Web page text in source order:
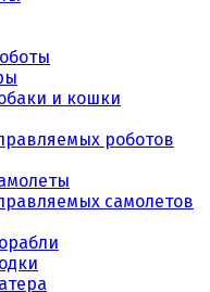
и кошки
роботов
самолетов